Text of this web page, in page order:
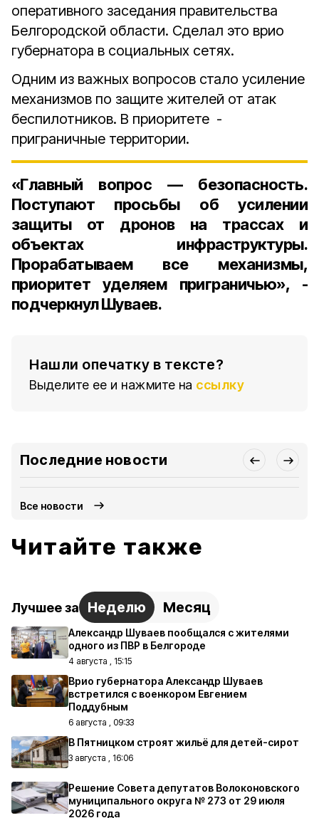
оперативного заседания правительства
Белгородской области. Сделал это врио
губернатора в социальных сетях.
Одним из важных вопросов стало усиление
механизмов по защите жителей от атак
беспилотников. В приоритете -
приграничные территории.
«Главный вопрос — безопасность.
Поступают просьбы об усилении
защиты от дронов на трассах и
объектах инфраструктуры.
Прорабатываем все механизмы,
приоритет уделяем приграничью», -
подчеркнул Шуваев.
Нашли опечатку в тексте?
Выделите ее и нажмите на ссылку
Последние новости
Все новости
Читайте также
Лучшее за Неделю Месяц
Александр Шуваев пообщался с жителями
одного из ПВР в Белгороде
4 августа , 15:15
Врио губернатора Александр Шуваев
встретился с военкором Евгением
Поддубным
6 августа , 09:33
В Пятницком строят жильё для детей-сирот
3 августа , 16:06
Решение Совета депутатов Волоконовского
муниципального округа № 273 от 29 июля
2026 года